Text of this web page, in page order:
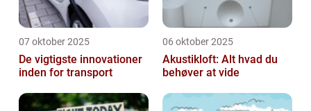
07 oktober 2025
De vigtigste innovationer
inden for transport
06 oktober 2025
Akustikloft: Alt hvad du
behøver at vide